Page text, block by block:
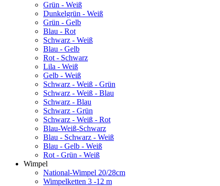
Grün - Weiß
Dunkelgrün - Weiß
Grün - Gelb
Blau - Rot
Schwarz - Weiß
Blau - Gelb
Rot - Schwarz
Lila - Weiß
Gelb - Weiß
Schwarz - Weiß - Grün
Schwarz - Weiß - Blau
Schwarz - Blau
Schwarz - Grün
Schwarz - Weiß - Rot
Blau-Weiß-Schwarz
Blau - Schwarz - Weiß
Blau - Gelb - Weiß
Rot - Grün - Weiß
Wimpel
National-Wimpel 20/28cm
Wimpelketten 3 -12 m